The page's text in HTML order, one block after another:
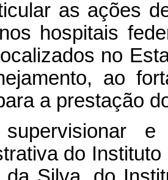
as ações
hospitais
no
ao
a prestação
do